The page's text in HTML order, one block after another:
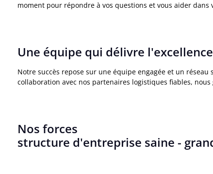
moment pour répondre à vos questions et vous aider dans
Une équipe qui délivre l'excellence
Notre succès repose sur une équipe engagée et un
collaboration avec nos partenaires logistiques fiables,
Nos forces
structure d'entreprise saine -